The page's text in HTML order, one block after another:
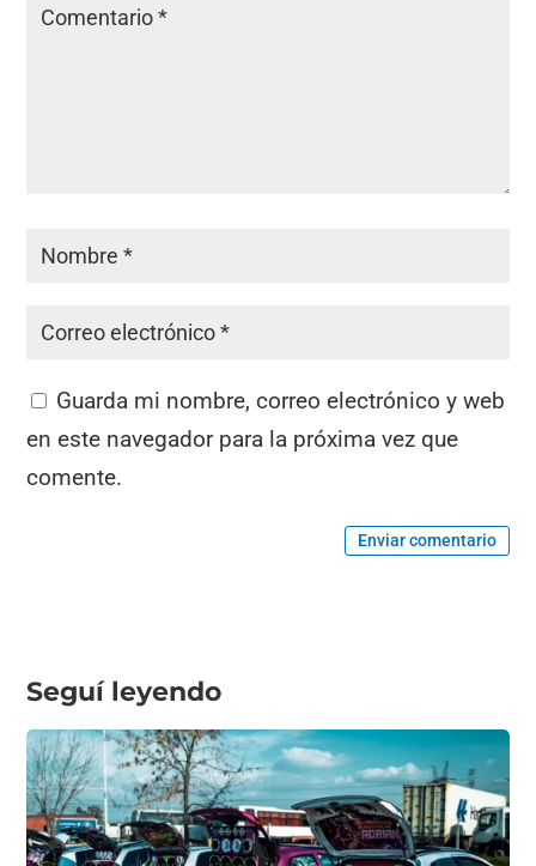
Guarda mi nombre, correo electrónico y web
en este navegador para la próxima vez que
comente.
Enviar comentario
Seguí leyendo